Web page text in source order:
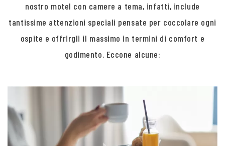
nostro motel con camere a tema, infatti, include
tantissime attenzioni speciali pensate per coccolare ogni
ospite e offrirgli il massimo in termini di comfort e
godimento. Eccone alcune: